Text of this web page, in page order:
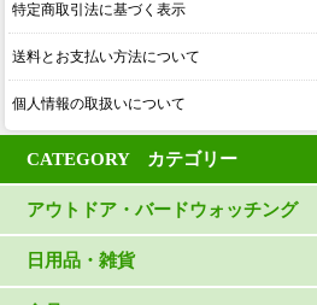
特定商取引法に基づく表示
送料とお支払い方法について
個人情報の取扱いについて
CATEGORY カテゴリー
アウトドア・バードウォッチング
アウトドアウェア
日用品・雑貨